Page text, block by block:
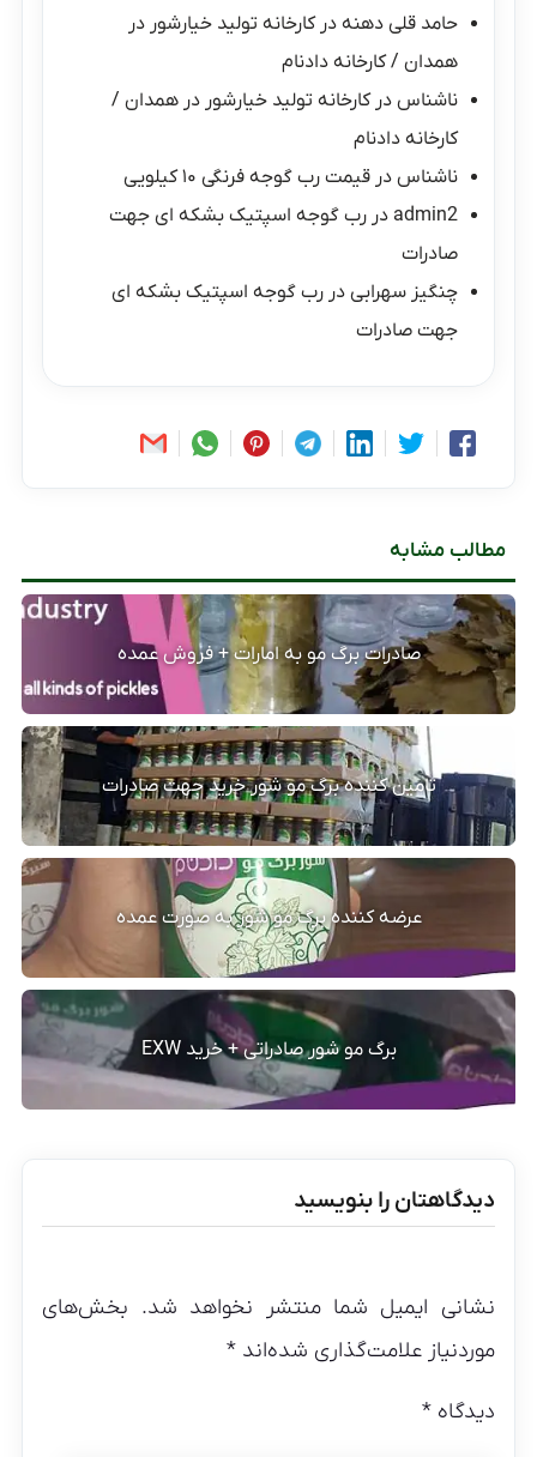
حامد قلی دهنه درکارخانه تولید خیارشور در
همدان / کارخانه دادنام
ناشناس درکارخانه تولید خیارشور در همدان /
کارخانه دادنام
ناشناس درقیمت رب گوجه فرنگی ۱۰ کیلویی
admin2 دررب گوجه اسپتیک بشکه ای جهت
صادرات
چنگیز سهرابی دررب گوجه اسپتیک بشکه ای
جهت صادرات
مطالب مشابه
صادرات برگ مو به امارات + فروش عمده
تامین کننده برگ مو شور خرید جهت صادرات
عرضه کننده برگ مو شور به صورت عمده
برگ مو شور صادراتی + خرید EXW
دیدگاهتان را بنویسید
نشانی ایمیل شما منتشر نخواهد شد. بخش‌های
موردنیاز علامت‌گذاری شده‌اند*
دیدگاه*